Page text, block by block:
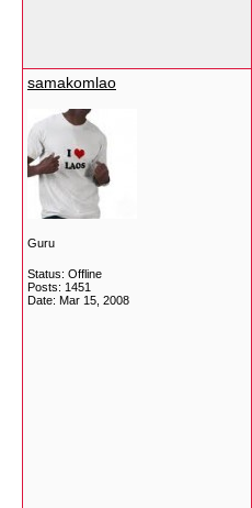
samakomlao
Guru
Status: Offline
Posts: 1451
Date: Mar 15, 2008